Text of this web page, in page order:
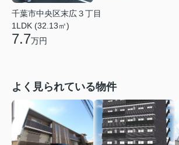
千葉市中央区末広３丁目
1LDK (32.13㎡)
7.7万円
よく見られている物件